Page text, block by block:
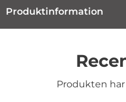
Produktinformation
Produkten